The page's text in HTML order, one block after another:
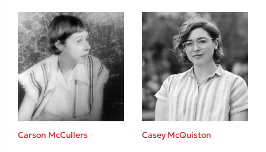
Sebastian Fitzek
Playlist
Carson McCullers Casey McQuiston